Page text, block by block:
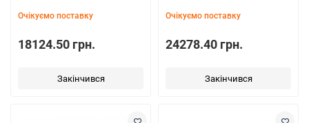
Очікуємо поставку
18124.50 грн.
Закінчився
Очікуємо поставку
24278.40 грн.
Закінчився